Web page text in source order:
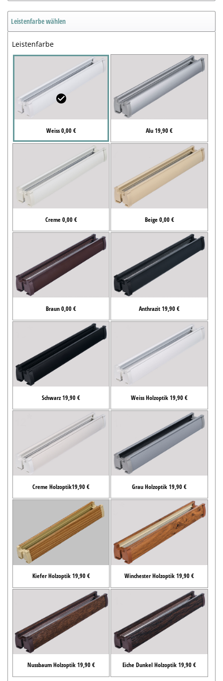
Leistenfarbe wählen
Leistenfarbe
Weiss 0,00 € Alu 19,90 €
Creme 0,00 € Beige 0,00 €
Braun 0,00 € Anthrazit 19,90 €
Schwarz 19,90 € Weiss Holzoptik 19,90 €
Creme Holzoptik19,90 € Grau Holzoptik 19,90 €
Kiefer Holzoptik 19,90 € Winchester Holzoptik 19,90 €
Nussbaum Holzoptik 19,90 € Eiche Dunkel Holzoptik 19,90 €